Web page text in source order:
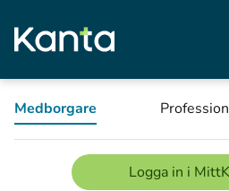
Medborgare
Logga in i